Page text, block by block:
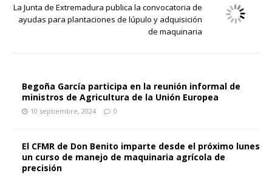
La Junta de Extremadura publica la convocatoria de
ayudas para plantaciones de lúpulo y adquisición
de maquinaria
Begoña García participa en la reunión informal de
ministros de Agricultura de la Unión Europea
10 septiembre, 2024 0
El CFMR de Don Benito imparte desde el próximo lunes
un curso de manejo de maquinaria agrícola de
precisión